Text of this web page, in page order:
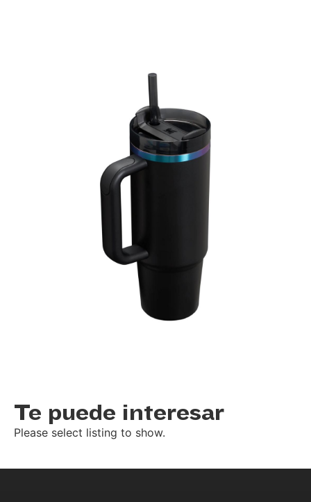
Te puede interesar
Please select listing to show.